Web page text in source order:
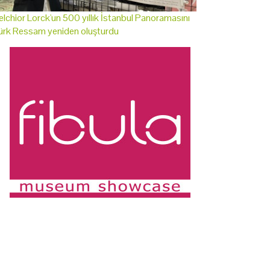
Lorck'un 500 yıllık İstanbul Panoramasını
Ressam yeniden oluşturdu